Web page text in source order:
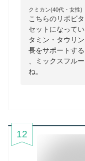
クミカン(40代・女性)
こちらのリポビ
セットになって
タミン・タウリ
長をサポートす
、ミックスフル
ね。
12